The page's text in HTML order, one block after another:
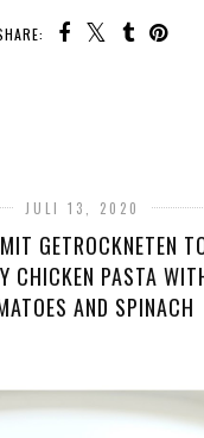
JULI 13, 2020
GETROCKNETEN
CHICKEN PASTA
AND SPINACH